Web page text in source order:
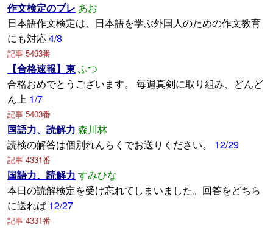
作文検定のプレ あお
日本語作文検定は、日本語を学ぶ外国人のための作文教育
にも対応4/8
記事 5493番
【合格速報】東ふつ
合格おめでとうございます。 毎週真剣に取り組み、どんど
ん上 1/7
記事 5403番
国語力、読解力 森川林
読検の解答は個別れんらくでお送りください。
12/29
記事 4331番
国語力、読解力 すみひな
本日の読解検定を受け忘れてしまいました。回答をどちら
に送れば 12/27
記事 4331番